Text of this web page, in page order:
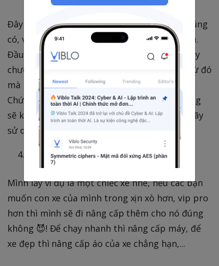
Đây là một chức năng mà hầu như IDE nào cũng
có, về thao tác cơ bản khi Debug là như nhau.
Đầu tiên là đặt breakpoint, kế đến là cho chạy
chương trình cho tới khi đụng breakpoint. Từ đó
mà bạn linh hoạt kiểm tra về các sự thay đổi.
Chức năng này khá quen thuộc nên mình cũng
sẽ không nói gì nhiều về phần này, các bạn hãy
sử dụng và có cảm nhận cho riêng mình nhé.
EXTENSIONS
Mình lấy ví dụ là một chiếc xe nhé, nếu các bạn
muốn con xe của mình trong xịn xò hơn, vip pro
hơn thì mình sẽ đi nâng cấp thêm cho nó đúng
không 😈! Để chạy nhanh thì nâng cấp máy, để
xe đẹp thì nâng cấp áo của xe chẳng hạn,...